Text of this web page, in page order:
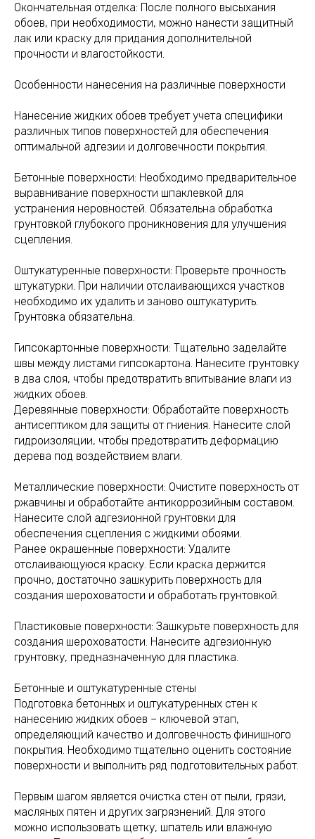
Окончательная отделка: После полного высыхания
обоев, при необходимости, можно нанести защитный
лак или краску для придания дополнительной
прочности и влагостойкости.
Особенности нанесения на различные поверхности
Нанесение жидких обоев требует учета специфики
различных типов поверхностей для обеспечения
оптимальной адгезии и долговечности покрытия.
Бетонные поверхности: Необходимо предварительное
выравнивание поверхности шпаклевкой для
устранения неровностей. Обязательна обработка
грунтовкой глубокого проникновения для улучшения
сцепления.
Оштукатуренные поверхности: Проверьте прочность
штукатурки. При наличии отслаивающихся участков
необходимо их удалить и заново оштукатурить.
Грунтовка обязательна.
Гипсокартонные поверхности: Тщательно заделайте
швы между листами гипсокартона. Нанесите грунтовку
в два слоя, чтобы предотвратить впитывание влаги из
жидких обоев.
Деревянные поверхности: Обработайте поверхность
антисептиком для защиты от гниения. Нанесите слой
гидроизоляции, чтобы предотвратить деформацию
дерева под воздействием влаги.
Металлические поверхности: Очистите поверхность от
ржавчины и обработайте антикоррозийным составом.
Нанесите слой адгезионной грунтовки для
обеспечения сцепления с жидкими обоями.
Ранее окрашенные поверхности: Удалите
отслаивающуюся краску. Если краска держится
прочно, достаточно зашкурить поверхность для
создания шероховатости и обработать грунтовкой.
Пластиковые поверхности: Зашкурьте поверхность для
создания шероховатости. Нанесите адгезионную
грунтовку, предназначенную для пластика.
Бетонные и оштукатуренные стены
Подготовка бетонных и оштукатуренных стен к
нанесению жидких обоев – ключевой этап,
определяющий качество и долговечность финишного
покрытия. Необходимо тщательно оценить состояние
поверхности и выполнить ряд подготовительных работ.
Первым шагом является очистка стен от пыли, грязи,
масляных пятен и других загрязнений. Для этого
можно использовать щетку, шпатель или влажную